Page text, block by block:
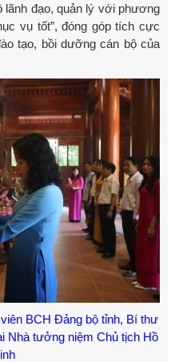
lãnh đạo, quản lý với phương
vụ tốt”, đóng góp tích cực
tạo, bồi dưỡng cán bộ của
BCH Đảng bộ tỉnh, Bí thư
Nhà tưởng niệm Chủ tịch Hồ